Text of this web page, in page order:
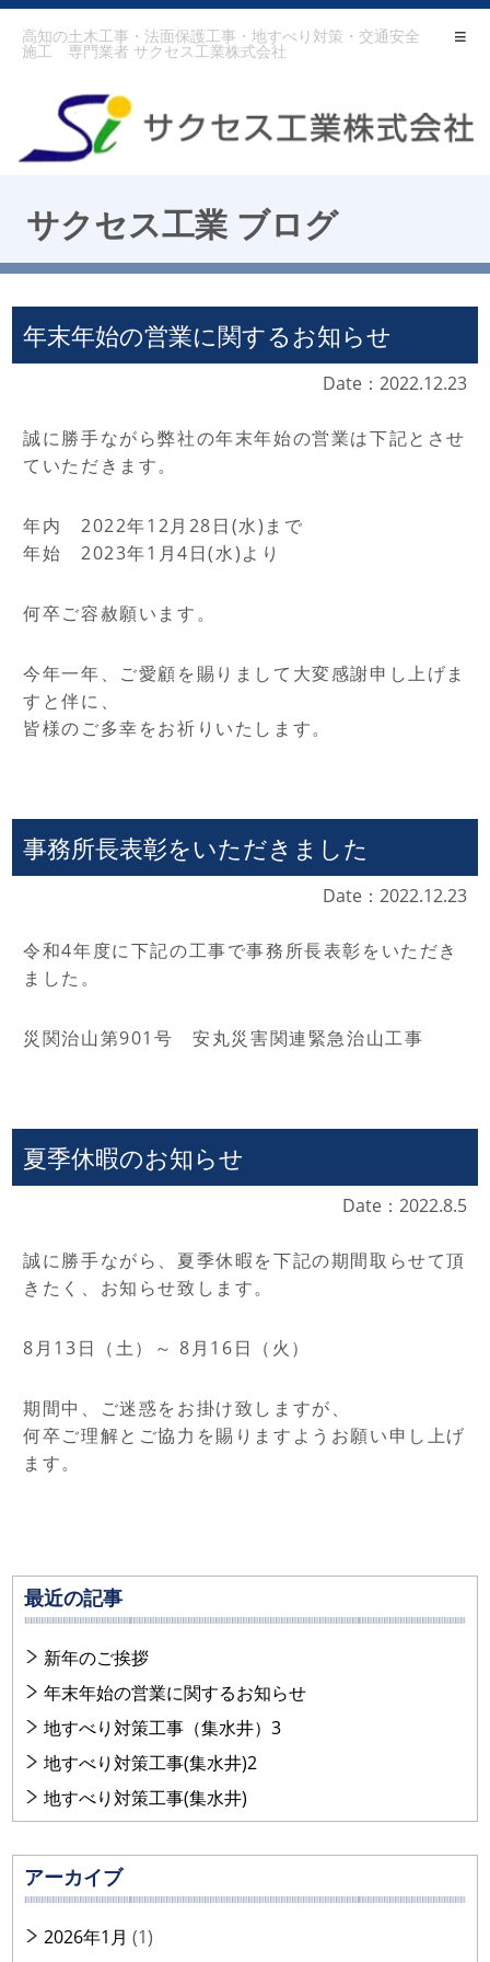
高知の土木工事・法面保護工事・地すべり対策・交通安全
施工 専門業者 サクセス工業株式会社
サクセス工業 ブログ
年末年始の営業に関するお知らせ
Date：2022.12.23
誠に勝手ながら弊社の年末年始の営業は下記とさせ
ていただきます。
年内 2022年12月28日(水)まで
年始 2023年1月4日(水)より
何卒ご容赦願います。
今年一年、ご愛顧を賜りまして大変感謝申し上げま
すと伴に、
皆様のご多幸をお祈りいたします。
事務所長表彰をいただきました
Date：2022.12.23
令和4年度に下記の工事で事務所長表彰をいただき
ました。
災関治山第901号 安丸災害関連緊急治山工事
夏季休暇のお知らせ
Date：2022.8.5
誠に勝手ながら、夏季休暇を下記の期間取らせて頂
きたく、お知らせ致します。
8月13日（土）～ 8月16日（火）
期間中、ご迷惑をお掛け致しますが、
何卒ご理解とご協力を賜りますようお願い申し上げ
ます。
最近の記事
新年のご挨拶
年末年始の営業に関するお知らせ
地すべり対策工事（集水井）3
地すべり対策工事(集水井)2
地すべり対策工事(集水井)
アーカイブ
2026年1月 (1)